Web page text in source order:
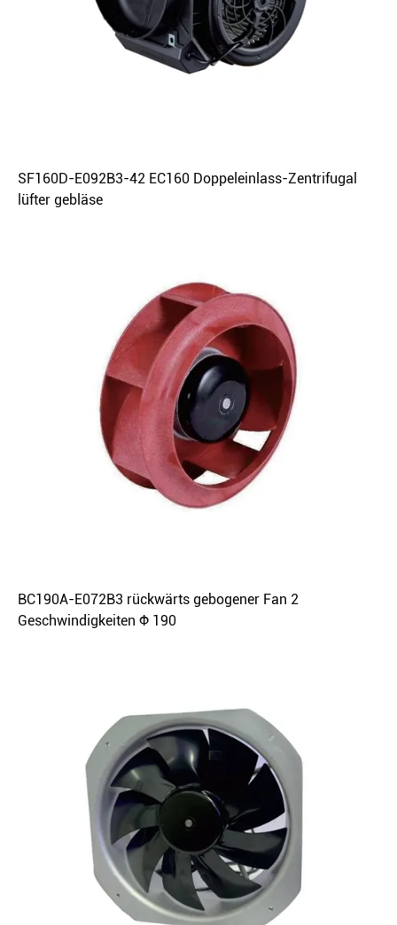
SF160D-E092B3-42 EC160 Doppeleinlass-Zentrifugal
lüfter gebläse
BC190A-E072B3 rückwärts gebogener Fan 2
Geschwindigkeiten Φ 190